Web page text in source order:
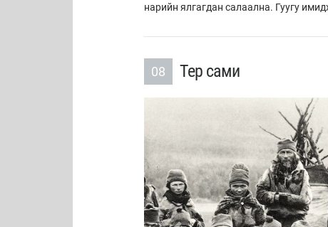
нарийн ялгагдан салаална. Гуугу
08 Тер сами